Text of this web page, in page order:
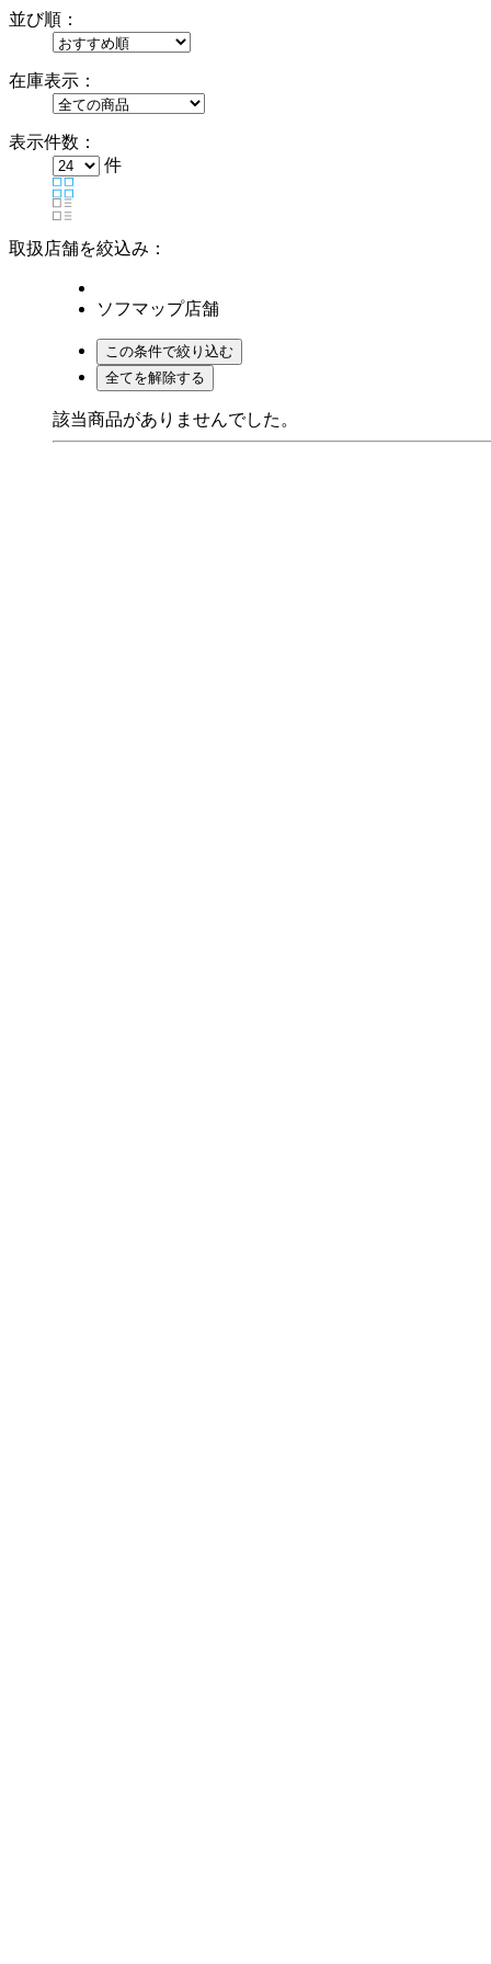
並び順：
在庫表示：
表示件数：
件
取扱店舗を絞込み：
ソフマップ店舗
該当商品がありませんでした。